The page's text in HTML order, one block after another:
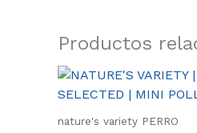
Productos
nature's variety PERRO
Rango
precios:
desde